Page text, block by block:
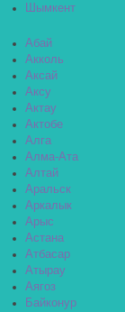
Шымкент
Абай
Акколь
Аксай
Аксу
Актау
Актобе
Алга
Алма-Ата
Алтай
Аральск
Аркалык
Арыс
Астана
Атбасар
Атырау
Аягоз
Байконур